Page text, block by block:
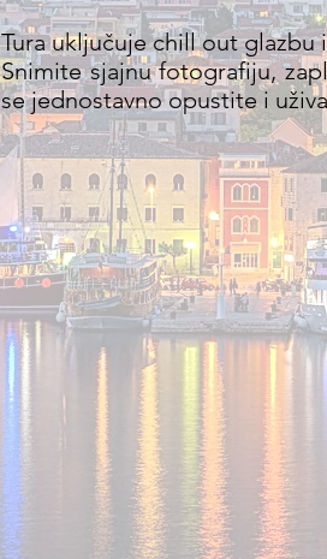
Tura uključuje chill out
Snimite sjajnu fotografiju,
se jednostavno opustite i